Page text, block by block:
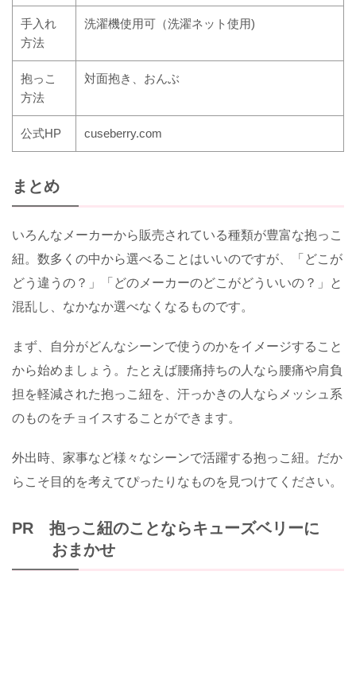
手入れ
方法
洗濯機使用可（洗濯ネット使用)
抱っこ
方法
対面抱き、おんぶ
公式HP cuseberry.com
まとめ
いろんなメーカーから販売されている種類が豊富な抱っこ
紐。数多くの中から選べることはいいのですが、「どこが
どう違うの？」「どのメーカーのどこがどういいの？」と
混乱し、なかなか選べなくなるものです。
まず、自分がどんなシーンで使うのかをイメージすること
から始めましょう。たとえば腰痛持ちの人なら腰痛や肩負
担を軽減された抱っこ紐を、汗っかきの人ならメッシュ系
のものをチョイスすることができます。
外出時、家事など様々なシーンで活躍する抱っこ紐。だか
らこそ目的を考えてぴったりなものを見つけてください。
PR 抱っこ紐のことならキューズベリーに
おまかせ